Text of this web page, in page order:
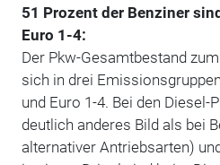
51 Prozent der Benziner
Euro 1-4:
Der Pkw-Gesamtbestand
sich in drei
und Euro 1-4. Bei den Diesel-
deutlich anderes Bild als bei
alternativer Antriebsarten)